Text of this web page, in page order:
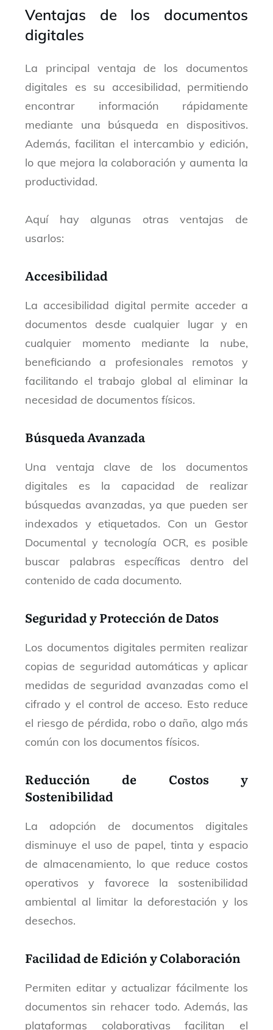
Ventajas de los documentos
digitales
La principal ventaja de los documentos
digitales es su accesibilidad, permitiendo
encontrar información rápidamente
mediante una búsqueda en dispositivos.
Además, facilitan el intercambio y edición,
lo que mejora la colaboración y aumenta la
productividad.
Aquí hay algunas otras ventajas de
usarlos:
Accesibilidad
La accesibilidad digital permite acceder a
documentos desde cualquier lugar y en
cualquier momento mediante la nube,
beneficiando a profesionales remotos y
facilitando el trabajo global al eliminar la
necesidad de documentos físicos.
Búsqueda Avanzada
Una ventaja clave de los documentos
digitales es la capacidad de realizar
búsquedas avanzadas, ya que pueden ser
indexados y etiquetados. Con un Gestor
Documental y tecnología OCR, es posible
buscar palabras específicas dentro del
contenido de cada documento.
Seguridad y Protección de Datos
Los documentos digitales permiten realizar
copias de seguridad automáticas y aplicar
medidas de seguridad avanzadas como el
cifrado y el control de acceso. Esto reduce
el riesgo de pérdida, robo o daño, algo más
común con los documentos físicos.
Reducción de Costos y
Sostenibilidad
La adopción de documentos digitales
disminuye el uso de papel, tinta y espacio
de almacenamiento, lo que reduce costos
operativos y favorece la sostenibilidad
ambiental al limitar la deforestación y los
desechos.
Facilidad de Edición y Colaboración
Permiten editar y actualizar fácilmente los
documentos sin rehacer todo. Además, las
plataformas colaborativas facilitan el